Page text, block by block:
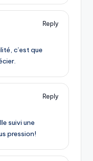
Reply
c’est que
Reply
suivi une
pression!